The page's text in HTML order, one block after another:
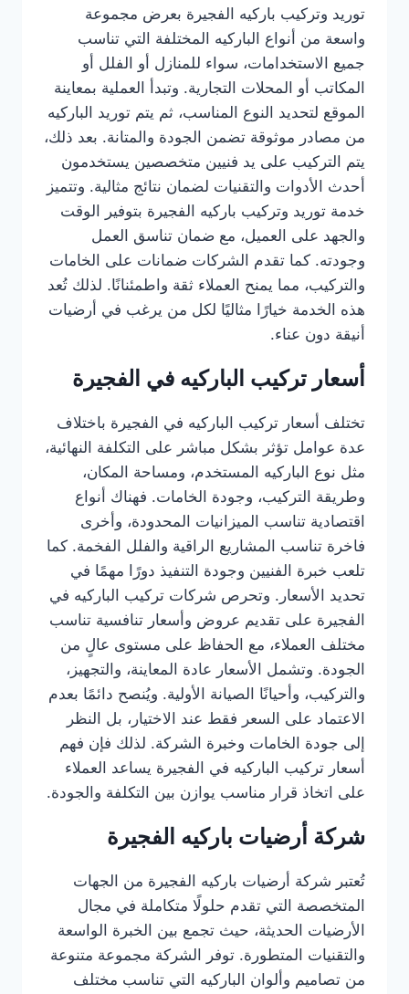
توريد وتركيب باركيه الفجيرة بعرض مجموعة
واسعة من أنواع الباركيه المختلفة التي تناسب
جميع الاستخدامات، سواء للمنازل أو الفلل أو
المكاتب أو المحلات التجارية. وتبدأ العملية بمعاينة
الموقع لتحديد النوع المناسب، ثم يتم توريد الباركيه
من مصادر موثوقة تضمن الجودة والمتانة. بعد ذلك،
يتم التركيب على يد فنيين متخصصين يستخدمون
أحدث الأدوات والتقنيات لضمان نتائج مثالية. وتتميز
خدمة توريد وتركيب باركيه الفجيرة بتوفير الوقت
والجهد على العميل، مع ضمان تناسق العمل
وجودته. كما تقدم الشركات ضمانات على الخامات
والتركيب، مما يمنح العملاء ثقة واطمئنانًا. لذلك تُعد
هذه الخدمة خيارًا مثاليًا لكل من يرغب في أرضيات
أنيقة دون عناء.
أسعار تركيب الباركيه في الفجيرة
تختلف أسعار تركيب الباركيه في الفجيرة باختلاف
عدة عوامل تؤثر بشكل مباشر على التكلفة النهائية،
مثل نوع الباركيه المستخدم، ومساحة المكان،
وطريقة التركيب، وجودة الخامات. فهناك أنواع
اقتصادية تناسب الميزانيات المحدودة، وأخرى
فاخرة تناسب المشاريع الراقية والفلل الفخمة. كما
تلعب خبرة الفنيين وجودة التنفيذ دورًا مهمًا في
تحديد الأسعار. وتحرص شركات تركيب الباركيه في
الفجيرة على تقديم عروض وأسعار تنافسية تناسب
مختلف العملاء، مع الحفاظ على مستوى عالٍ من
الجودة. وتشمل الأسعار عادة المعاينة، والتجهيز،
والتركيب، وأحيانًا الصيانة الأولية. ويُنصح دائمًا بعدم
الاعتماد على السعر فقط عند الاختيار، بل النظر
إلى جودة الخامات وخبرة الشركة. لذلك فإن فهم
أسعار تركيب الباركيه في الفجيرة يساعد العملاء
على اتخاذ قرار مناسب يوازن بين التكلفة والجودة.
شركة أرضيات باركيه الفجيرة
تُعتبر شركة أرضيات باركيه الفجيرة من الجهات
المتخصصة التي تقدم حلولًا متكاملة في مجال
الأرضيات الحديثة، حيث تجمع بين الخبرة الواسعة
والتقنيات المتطورة. توفر الشركة مجموعة متنوعة
من تصاميم وألوان الباركيه التي تناسب مختلف